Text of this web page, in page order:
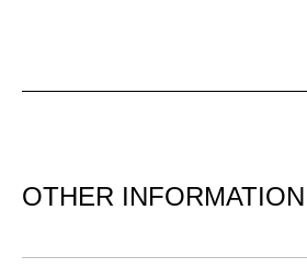
OTHER INFORMATION